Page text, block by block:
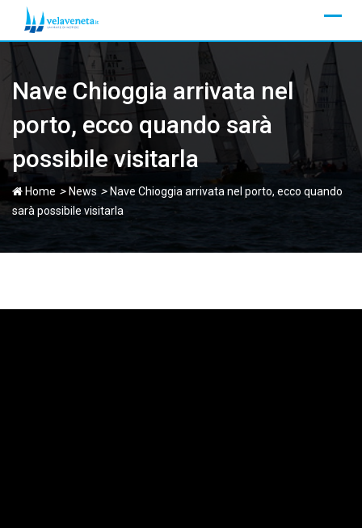
content
Nave Chioggia arrivata nel
porto, ecco quando sarà
possibile visitarla
Home > News > Nave Chioggia arrivata nel porto, ecco quando
sarà possibile visitarla